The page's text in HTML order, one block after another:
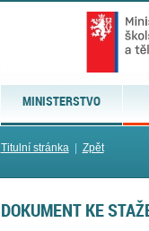
MINISTERSTVO
Titulní stránka| Zpět
DOKUMENT KE